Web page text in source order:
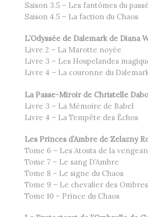
Saison 3.5 – Les fantômes du passé
Saison 4.5 – La faction du Chaos
L’Odyssée de Dalemark de Diana
Livre 2 – La Marotte noyée
Livre 3 – Les Houpelandes
Livre 4 – La couronne du
La Passe-Miroir de Christelle
Livre 3 – La Mémoire de Babel
Livre 4 – La Tempête des Échos
Les Princes d’Ambre de Zelazny
Tome 6 – Les Atouts de la
Tome 7 – Le sang D’Ambre
Tome 8 – Le signe du Chaos
Tome 9 – Le chevalier des Ombres
Tome 10 – Prince du Chaos